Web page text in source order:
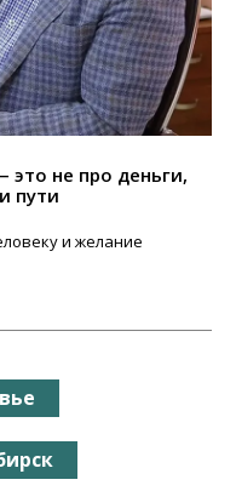
не про деньги,
пути
и желание